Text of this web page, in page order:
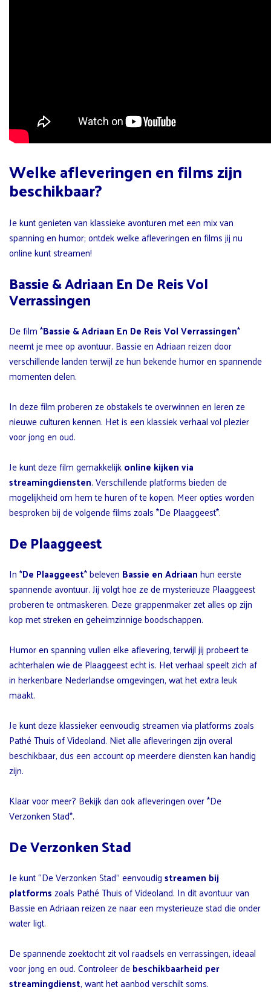
Welke afleveringen en films zijn
beschikbaar?
Je kunt genieten van klassieke avonturen met een mix van
spanning en humor; ontdek welke afleveringen en films jij nu
online kunt streamen!
Bassie & Adriaan En De Reis Vol
Verrassingen
De film *Bassie & Adriaan En De Reis Vol Verrassingen*
neemt je mee op avontuur. Bassie en Adriaan reizen door
verschillende landen terwijl ze hun bekende humor en spannende
momenten delen.
In deze film proberen ze obstakels te overwinnen en leren ze
nieuwe culturen kennen. Het is een klassiek verhaal vol plezier
voor jong en oud.
Je kunt deze film gemakkelijkonline kijken via
streamingdiensten. Verschillende platforms bieden de
mogelijkheid om hem te huren of te kopen. Meer opties worden
besproken bij de volgende films zoals *De Plaaggeest*.
De Plaaggeest
In *De Plaaggeest* beleven Bassie en Adriaanhun eerste
spannende avontuur. Jij volgt hoe ze de mysterieuze Plaaggeest
proberen te ontmaskeren. Deze grappenmaker zet alles op zijn
kop met streken en geheimzinnige boodschappen.
Humor en spanning vullen elke aflevering, terwijl jij probeert te
achterhalen wie de Plaaggeest echt is. Het verhaal speelt zich af
in herkenbare Nederlandse omgevingen, wat het extra leuk
maakt.
Je kunt deze klassieker eenvoudig streamen via platforms zoals
Pathé Thuis of Videoland. Niet alle afleveringen zijn overal
beschikbaar, dus een account op meerdere diensten kan handig
zijn.
Klaar voor meer? Bekijk dan ook afleveringen over *De
Verzonken Stad*.
De Verzonken Stad
Je kunt “De Verzonken Stad” eenvoudigstreamen bij
platformszoals Pathé Thuis of Videoland. In dit avontuur van
Bassie en Adriaan reizen ze naar een mysterieuze stad die onder
water ligt.
De spannende zoektocht zit vol raadsels en verrassingen, ideaal
voor jong en oud. Controleer debeschikbaarheid per
streamingdienst, want het aanbod verschilt soms.